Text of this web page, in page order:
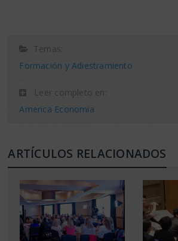
Temas:
Formación y Adiestramiento
Leer completo en:
America Economia
ARTÍCULOS RELACIONADOS